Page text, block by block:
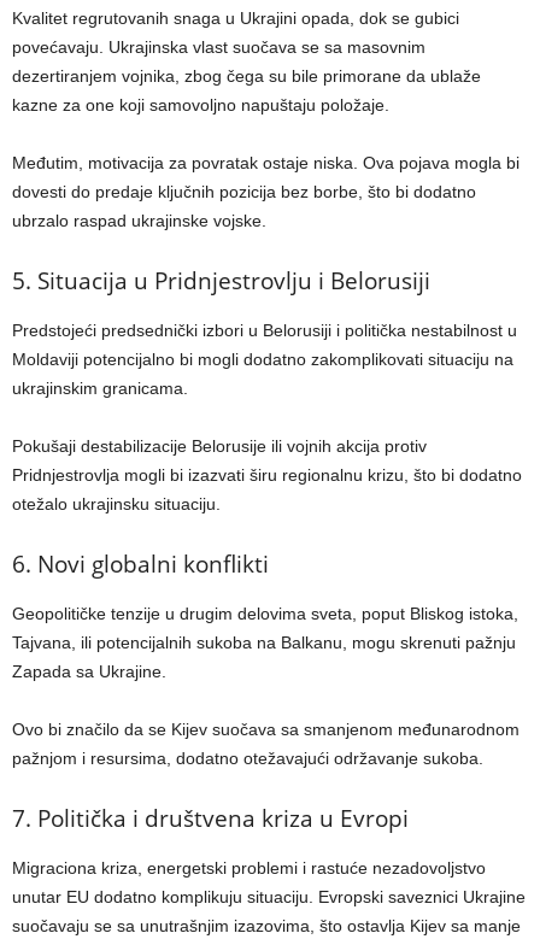
Kvalitet regrutovanih snaga u Ukrajini opada, dok se gubici
povećavaju. Ukrajinska vlast suočava se sa masovnim
dezertiranjem vojnika, zbog čega su bile primorane da ublaže
kazne za one koji samovoljno napuštaju položaje.
Međutim, motivacija za povratak ostaje niska. Ova pojava mogla bi
dovesti do predaje ključnih pozicija bez borbe, što bi dodatno
ubrzalo raspad ukrajinske vojske.
5. Situacija u Pridnjestrovlju i Belorusiji
Predstojeći predsednički izbori u Belorusiji i politička nestabilnost u
Moldaviji potencijalno bi mogli dodatno zakomplikovati situaciju na
ukrajinskim granicama.
Pokušaji destabilizacije Belorusije ili vojnih akcija protiv
Pridnjestrovlja mogli bi izazvati širu regionalnu krizu, što bi dodatno
otežalo ukrajinsku situaciju.
6. Novi globalni konflikti
Geopolitičke tenzije u drugim delovima sveta, poput Bliskog istoka,
Tajvana, ili potencijalnih sukoba na Balkanu, mogu skrenuti pažnju
Zapada sa Ukrajine.
Ovo bi značilo da se Kijev suočava sa smanjenom međunarodnom
pažnjom i resursima, dodatno otežavajući održavanje sukoba.
7. Politička i društvena kriza u Evropi
Migraciona kriza, energetski problemi i rastuće nezadovoljstvo
unutar EU dodatno komplikuju situaciju. Evropski saveznici Ukrajine
suočavaju se sa unutrašnjim izazovima, što ostavlja Kijev sa manje